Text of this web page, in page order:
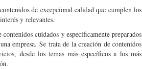
de excepcional calidad que cumplen los
y relevantes.
cuidados y específicamente preparados
empresa.Se trata de la creación de contenidos
desde los temas más específicos a los más